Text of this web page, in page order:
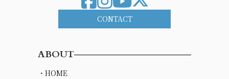
CONTACT
ABOUT
・HOME